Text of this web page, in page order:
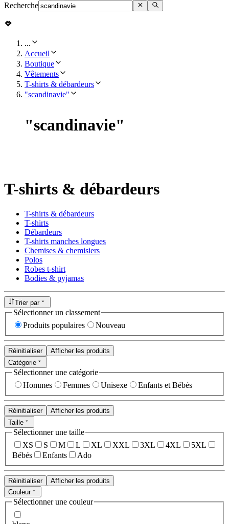
Recherche
...
Accueil
Boutique
Vêtements
T-shirts & débardeurs
"scandinavie"
"scandinavie"
T-shirts & débardeurs
T-shirts & débardeurs
T-shirts
Débardeurs
T-shirts manches longues
Chemises & chemisiers
Polos
Robes t-shirt
Bodies & pyjamas
Trier par
Sélectionner un classement
Produits populaires
Nouveau
Réinitialiser
Afficher les produits
Catégorie
Sélectionner une catégorie
Hommes
Femmes Unisexe Enfants et Bébés
Réinitialiser
Afficher les produits
Taille
Sélectionner une taille
XS
S M L XL XXL 3XL 4XL
5XL
Bébés
Enfants Ado
Réinitialiser
Afficher les produits
Couleur
Sélectionner une couleur